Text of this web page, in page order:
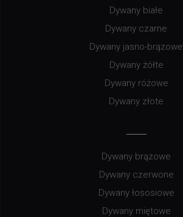
Dywany białe
Dywany czarne
Dywany jasno-brązowe
Dywany żółte
Dywany różowe
Dywany złote
Dywany brązowe
Dywany czerwone
Dywany łososiowe
Dywany miętowe